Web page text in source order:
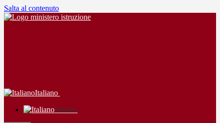
Salta al contenuto
Italiano
Italiano